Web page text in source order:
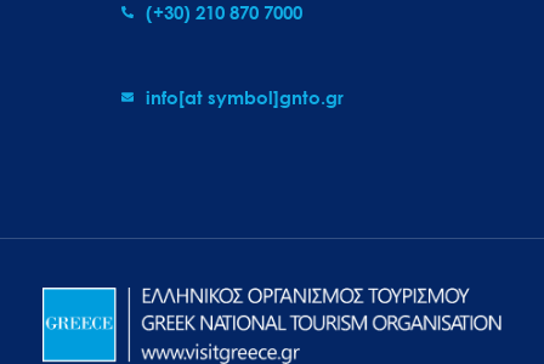
(+30) 210 870 7000
info[at symbol]gnto.gr